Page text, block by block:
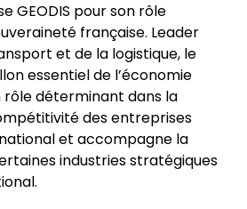
GEODIS pour son rôle
française. Leader
et de la logistique, le
essentiel de l’économie
rôle déterminant dans la
des entreprises
et accompagne la
industries stratégiques